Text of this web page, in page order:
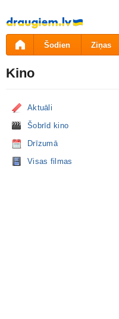
Pāriet
uz
saturu
Šodien Ziņas
Kino
Aktuāli
Šobrīd kino
Drīzumā
Visas filmas